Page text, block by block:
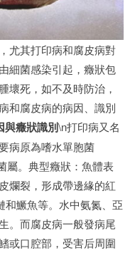
尤其打印病和腐皮病對
細菌感染引起，癥狀包
壞死，如不及時防治，
和腐皮病的病因、識別
與癥狀識別\n打印病又名
病原為嗜水單胞菌
屬。典型癥狀：魚體表
爛裂，形成帶邊緣的紅
和鱖魚等。水中氨氮、亞
。而腐皮病一般發病尾
或口腔部，受害后周圍